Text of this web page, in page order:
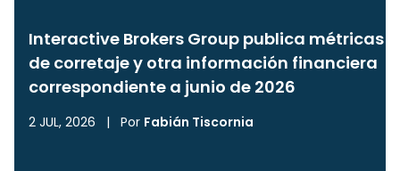
Interactive Brokers Group publica métricas
de corretaje y otra información financiera
correspondiente a junio de 2026
2 JUL, 2026 | Por Fabián Tiscornia